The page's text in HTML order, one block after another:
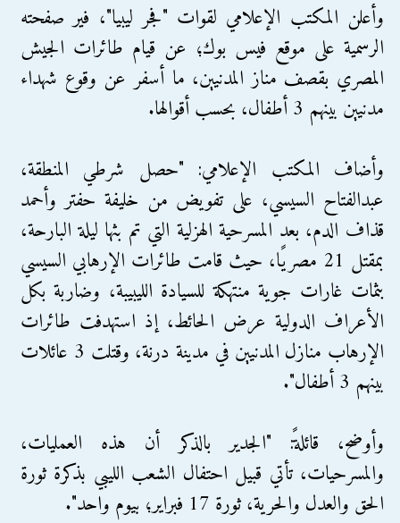
وأعلن المكتب الإعلامي لقوات "فجر ليبيا"، فير صفحته
الرسمية على موقع فيس بوك؛ عن قيام طائرات الجيش
المصري بقصف مناز المدنيين، ما أسفر عن وقوع شهداء
مدنيين بينهم 3 أطفال، بحسب أقوالها.
وأضاف المكتب الإعلامي: "حصل شرطي المنطقة،
عبدالفتاح السيسي، على تفويض من خليفة حفتر وأحمد
قذاف الدم، بعد المسرحية الهزلية التي تم بثها ليلة البارحة،
بمقتل 21 مصريًا، حيث قامت طائرات الإرهابي السيسي
بثمات غارات جوية منتهكة للسيادة الليبيبة، وضاربة بكل
الأعراف الدولية عرض الحائط، إذ استهدفت طائرات
الإرهاب منازل المدنيين في مدينة درنة، وقتلت 3 عائلات
بينهم 3 أطفال".
وأوضح، قائلةً: "الجدير بالذكر أن هذه العمليات،
والمسرحيات، تأتي قبيل احتفال الشعب الليبي بذكرة ثورة
الحق والعدل والحرية، ثورة 17 فبراير؛ بيوم واحد".